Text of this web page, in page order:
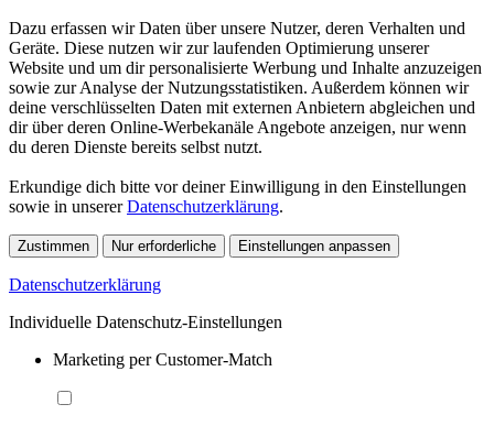
Dazu erfassen wir Daten über unsere Nutzer, deren Verhalten und
Geräte. Diese nutzen wir zur laufenden Optimierung unserer
Website und um dir personalisierte Werbung und Inhalte anzuzeigen
sowie zur Analyse der Nutzungsstatistiken. Außerdem können wir
deine verschlüsselten Daten mit externen Anbietern abgleichen und
dir über deren Online-Werbekanäle Angebote anzeigen, nur wenn
du deren Dienste bereits selbst nutzt.
Erkundige dich bitte vor deiner Einwilligung in den Einstellungen
sowie in unsererDatenschutzerklärung.
Zustimmen Nur erforderliche Einstellungen anpassen
Datenschutzerklärung
Individuelle Datenschutz-Einstellungen
Marketing per Customer-Match